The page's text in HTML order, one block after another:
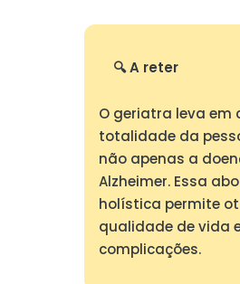
🔍 A reter
O geriatra leva em
totalidade da
não apenas a
Alzheimer. Essa
holística permite
qualidade de vida
complicações.